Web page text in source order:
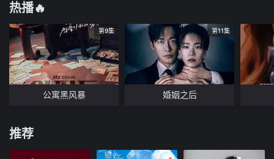
热播🔥
第9集
公寓黑风暴
第11集
婚姻之后
推荐